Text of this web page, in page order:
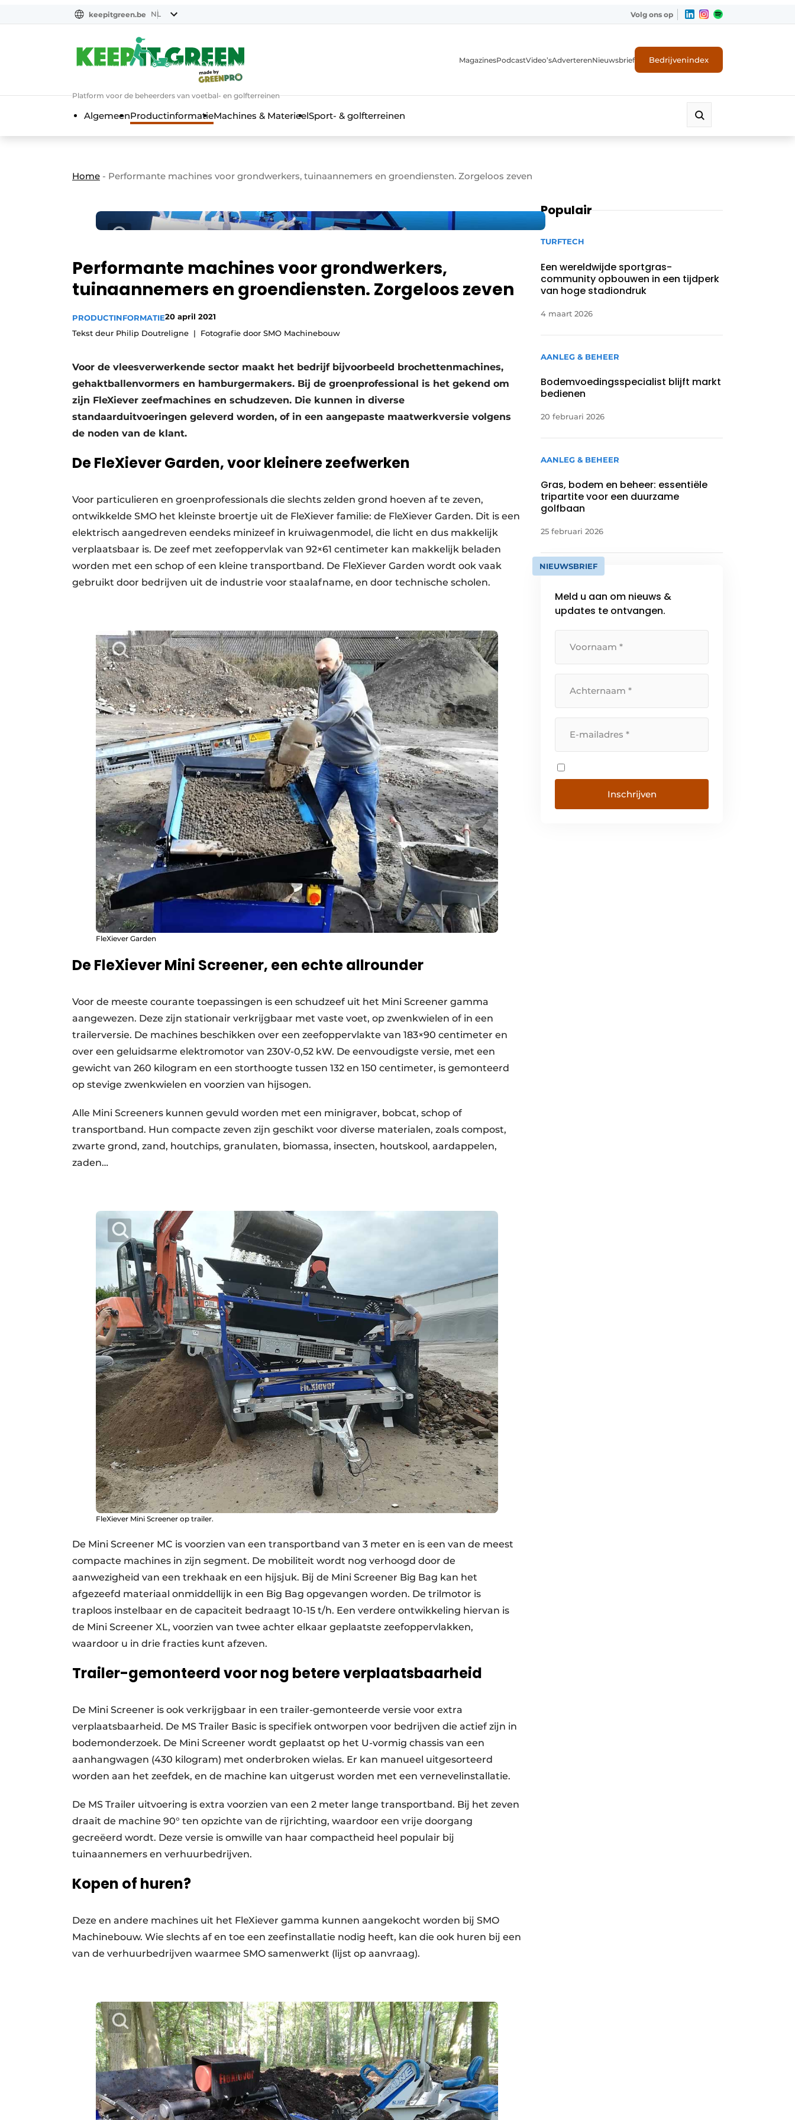
keepitgreen.be NL Volg ons op
Platform voor de beheerders van voetbal- en golfterreinen
MagazinesPodcastVideo’sAdverterenNieuwsbrief Bedrijvenindex
AlgemeenProductinformatieMachines & MaterieelSport- & golfterreinen
Home - Performante machines voor grondwerkers, tuinaannemers en groendiensten. Zorgeloos zeven
Performante machines voor grondwerkers,
tuinaannemers en groendiensten. Zorgeloos zeven
PRODUCTINFORMATIE20 april 2021
Tekst deur Philip Doutreligne
Fotografie door SMO Machinebouw
Voor de vleesverwerkende sector maakt het bedrijf bijvoorbeeld brochettenmachines,
gehaktballenvormers en hamburgermakers. Bij de groenprofessional is het gekend om
zijn FleXiever zeefmachines en schudzeven. Die kunnen in diverse
standaarduitvoeringen geleverd worden, of in een aangepaste maatwerkversie volgens
de noden van de klant.
De FleXiever Garden, voor kleinere zeefwerken
Voor particulieren en groenprofessionals die slechts zelden grond hoeven af te zeven,
ontwikkelde SMO het kleinste broertje uit de FleXiever familie: de FleXiever Garden. Dit is een
elektrisch aangedreven eendeks minizeef in kruiwagenmodel, die licht en dus makkelijk
verplaatsbaar is. De zeef met zeefoppervlak van 92×61 centimeter kan makkelijk beladen
worden met een schop of een kleine transportband. De FleXiever Garden wordt ook vaak
gebruikt door bedrijven uit de industrie voor staalafname, en door technische scholen.
FleXiever Garden
De FleXiever Mini Screener, een echte allrounder
Voor de meeste courante toepassingen is een schudzeef uit het Mini Screener gamma
aangewezen. Deze zijn stationair verkrijgbaar met vaste voet, op zwenkwielen of in een
trailerversie. De machines beschikken over een zeefoppervlakte van 183×90 centimeter en
over een geluidsarme elektromotor van 230V-0,52 kW. De eenvoudigste versie, met een
gewicht van 260 kilogram en een storthoogte tussen 132 en 150 centimeter, is gemonteerd
op stevige zwenkwielen en voorzien van hijsogen.
Alle Mini Screeners kunnen gevuld worden met een minigraver, bobcat, schop of
transportband. Hun compacte zeven zijn geschikt voor diverse materialen, zoals compost,
zwarte grond, zand, houtchips, granulaten, biomassa, insecten, houtskool, aardappelen,
zaden…
FleXiever Mini Screener op trailer.
De Mini Screener MC is voorzien van een transportband van 3 meter en is een van de meest
compacte machines in zijn segment. De mobiliteit wordt nog verhoogd door de
aanwezigheid van een trekhaak en een hijsjuk. Bij de Mini Screener Big Bag kan het
afgezeefd materiaal onmiddellijk in een Big Bag opgevangen worden. De trilmotor is
traploos instelbaar en de capaciteit bedraagt 10-15 t/h. Een verdere ontwikkeling hiervan is
de Mini Screener XL, voorzien van twee achter elkaar geplaatste zeefoppervlakken,
waardoor u in drie fracties kunt afzeven.
Trailer-gemonteerd voor nog betere verplaatsbaarheid
De Mini Screener is ook verkrijgbaar in een trailer-gemonteerde versie voor extra
verplaatsbaarheid. De MS Trailer Basic is specifiek ontworpen voor bedrijven die actief zijn in
bodemonderzoek. De Mini Screener wordt geplaatst op het U-vormig chassis van een
aanhangwagen (430 kilogram) met onderbroken wielas. Er kan manueel uitgesorteerd
worden aan het zeefdek, en de machine kan uitgerust worden met een vernevelinstallatie.
De MS Trailer uitvoering is extra voorzien van een 2 meter lange transportband. Bij het zeven
draait de machine 90° ten opzichte van de rijrichting, waardoor een vrije doorgang
gecreëerd wordt. Deze versie is omwille van haar compactheid heel populair bij
tuinaannemers en verhuurbedrijven.
Kopen of huren?
Deze en andere machines uit het FleXiever gamma kunnen aangekocht worden bij SMO
Machinebouw. Wie slechts af en toe een zeefinstallatie nodig heeft, kan die ook huren bij een
van de verhuurbedrijven waarmee SMO samenwerkt (lijst op aanvraag).
Populair
TURFTECH
Een wereldwijde sportgras-
community opbouwen in een tijdperk
van hoge stadiondruk
4 maart 2026
AANLEG & BEHEER
Bodemvoedingsspecialist blijft markt
bedienen
20 februari 2026
AANLEG & BEHEER
Gras, bodem en beheer: essentiële
tripartite voor een duurzame
golfbaan
25 februari 2026
NIEUWSBRIEF
Meld u aan om nieuws &
updates te ontvangen.